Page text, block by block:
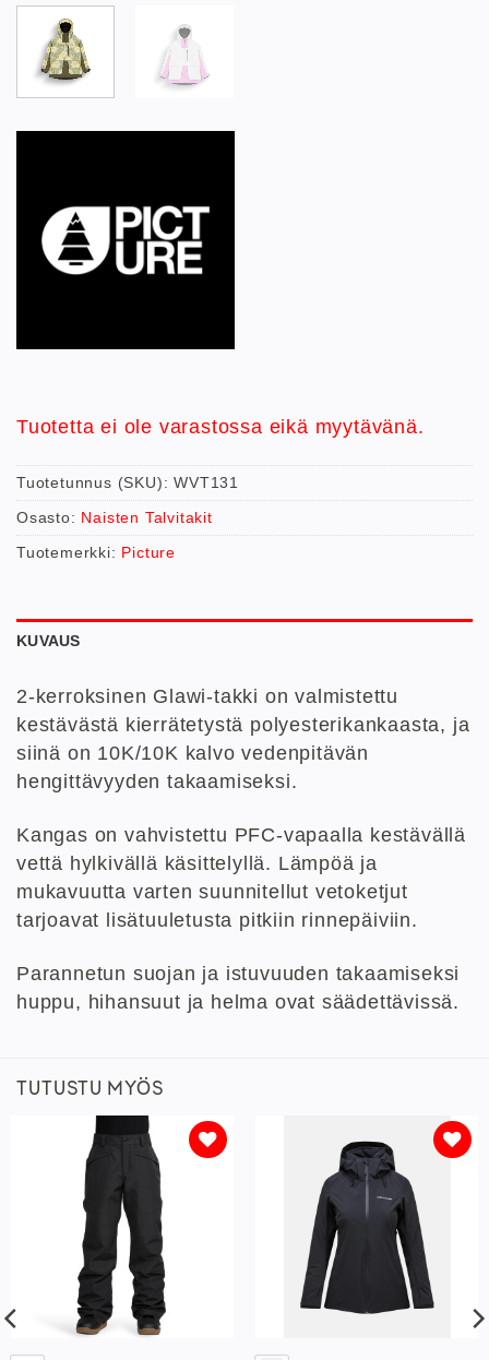
Tuotetta ei ole varastossa eikä myytävänä.
Tuotetunnus (SKU):WVT131
Osasto: Naisten Talvitakit
Tuotemerkki: Picture
KUVAUS
2-kerroksinen Glawi-takki on valmistettu
kestävästä kierrätetystä polyesterikankaasta, ja
siinä on 10K/10K kalvo vedenpitävän
hengittävyyden takaamiseksi.
Kangas on vahvistettu PFC-vapaalla kestävällä
vettä hylkivällä käsittelyllä. Lämpöä ja
mukavuutta varten suunnitellut vetoketjut
tarjoavat lisätuuletusta pitkiin rinnepäiviin.
Parannetun suojan ja istuvuuden takaamiseksi
huppu, hihansuut ja helma ovat säädettävissä.
TUTUSTU MYÖS
toivelistaan
Lisää
toivelistaan